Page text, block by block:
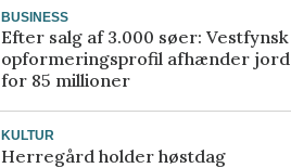
BUSINESS
Efter salg af 3.000 søer: Vestfynsk
opformeringsprofil afhænder jord
for 85 millioner
KULTUR
Herregård holder høstdag